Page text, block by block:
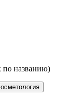
по названию)